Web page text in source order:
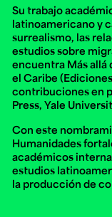
Su trabajo
latinoamericano y
surrealismo, las
estudios sobre
encuentra Más allá
el Caribe
contribuciones en
Press, Yale
Con este
Humanidades
académicos
estudios
la producción de